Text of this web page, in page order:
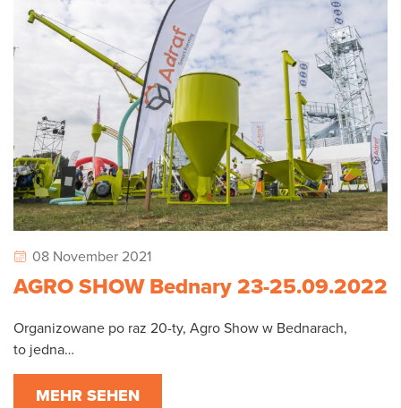
08 November 2021
AGRO SHOW Bednary 23-25.09.2022
Organizowane po raz 20-ty, Agro Show w Bednarach,
to jedna…
MEHR SEHEN